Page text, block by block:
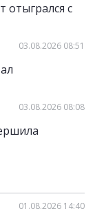
с
03.08.2026 08:51
03.08.2026 08:08
01.08.2026 14:40